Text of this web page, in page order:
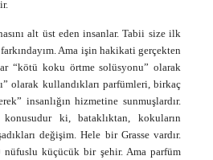
alt üst eden insanlar. Tabii size ilk
Ama işin hakikati gerçekten
“kötü koku örtme solüsyonu” olarak
olarak kullandıkları parfümleri, birkaç
insanlığın hizmetine sunmuşlardır.
ki, bataklıktan, kokuların
değişim. Hele bir Grasse vardır.
nüfuslu küçücük bir şehir. Ama parfüm